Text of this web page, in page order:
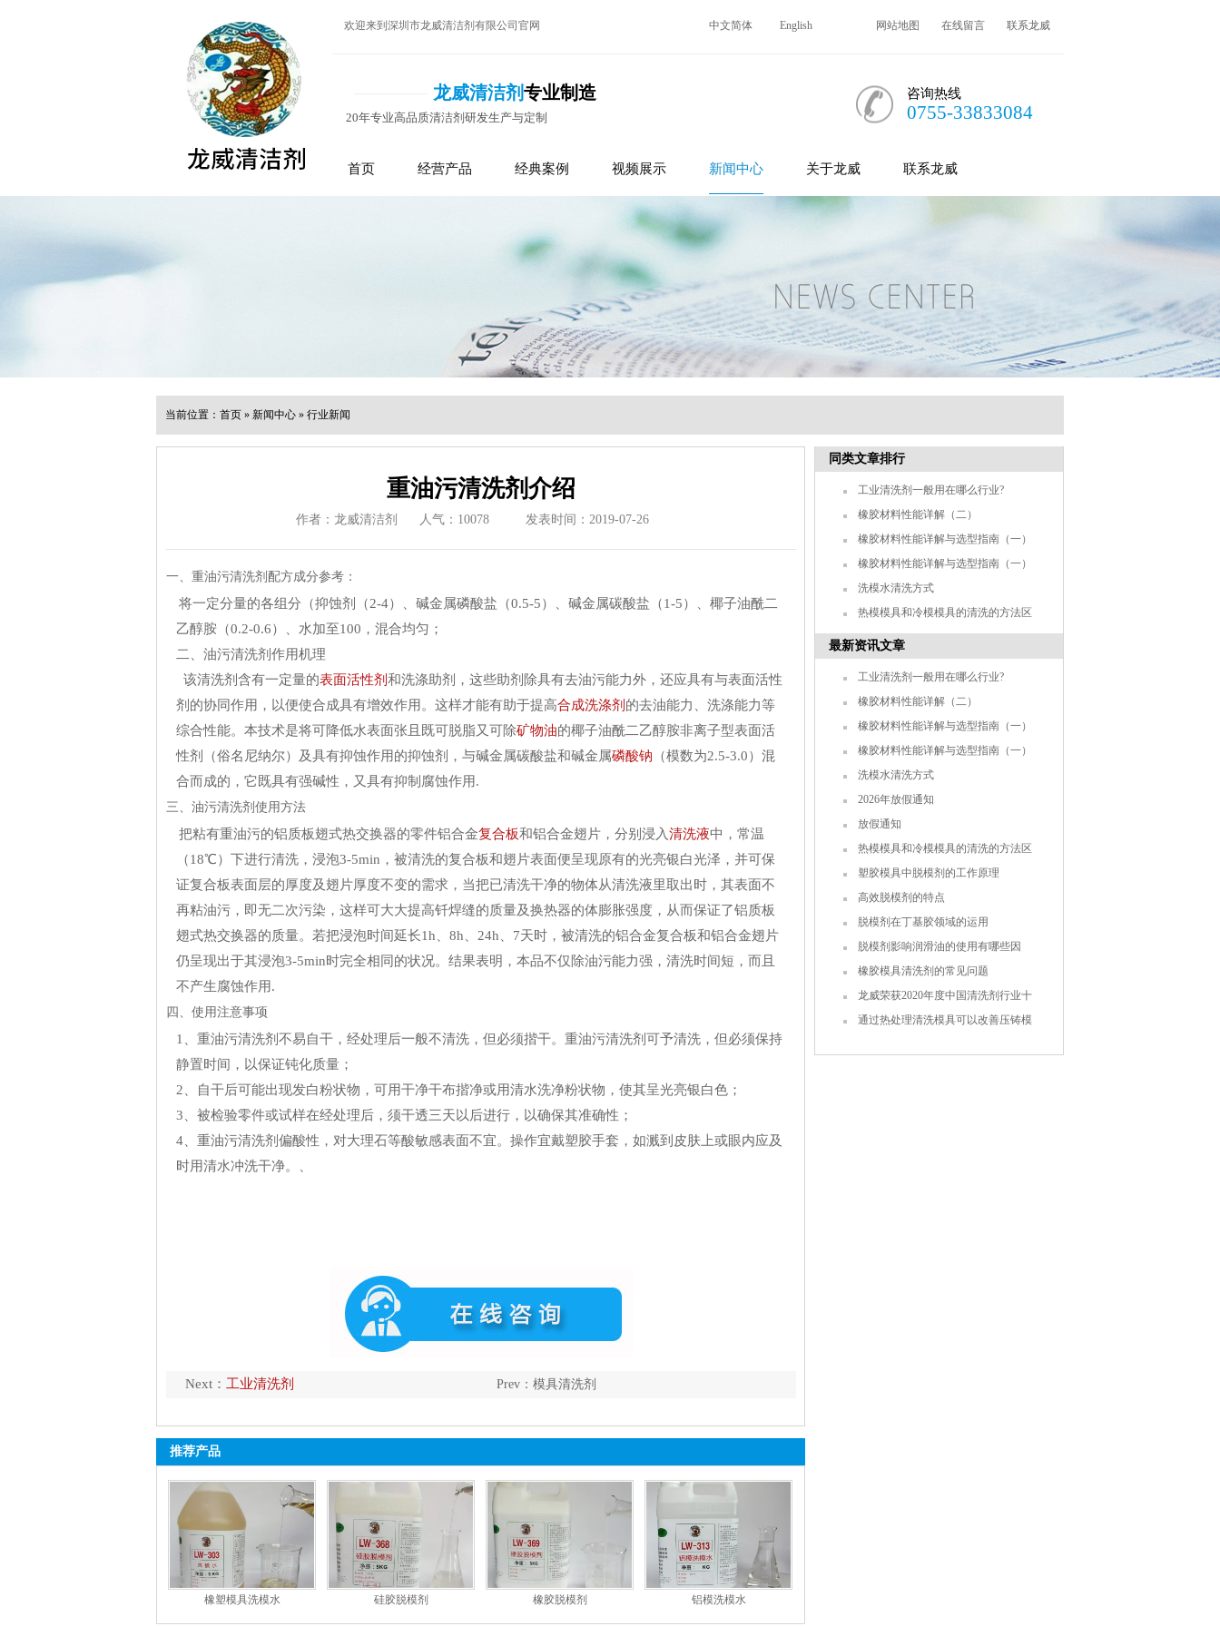
欢迎来到深圳市龙威清洁剂有限公司官网 中文简体 English 网站地图 在线留言 联系龙威
龙威清洁剂专业制造
20年专业高品质清洁剂研发生产与定制
咨询热线
0755-33833084
首页 经营产品 经典案例 视频展示 新闻中心 关于龙威 联系龙威
当前位置： 首页 » 新闻中心 » 行业新闻
重油污清洗剂介绍
作者：龙威清洁剂 人气： 10078 发表时间：2019-07-26
一、重油污清洗剂配方成分参考：
将一定分量的各组分（抑蚀剂（2-4）、碱金属磷酸盐（0.5-5）、碱金属碳酸盐（1-5）、椰子油酰二
乙醇胺（0.2-0.6）、水加至100，混合均匀；
二、油污清洗剂作用机理
该清洗剂含有一定量的表面活性剂和洗涤助剂，这些助剂除具有去油污能力外，还应具有与表面活性
剂的协同作用，以便使合成具有增效作用。这样才能有助于提高合成洗涤剂 的去油能力、洗涤能力等
综合性能。本技术是将可降低水表面张且既可脱脂又可除矿物油的椰子油酰二乙醇胺非离子型表面活
性剂（俗名尼纳尔）及具有抑蚀作用的抑蚀剂，与碱金属碳酸盐和碱金属磷酸钠 （模数为2.5-3.0）混
合而成的，它既具有强碱性，又具有抑制腐蚀作用.
三、油污清洗剂使用方法
把粘有重油污的铝质板翅式热交换器的零件铝合金复合板和铝合金翅片，分别浸入清洗液中，常温
（18℃）下进行清洗，浸泡3-5min，被清洗的复合板和翅片表面便呈现原有的光亮银白光泽，并可保
证复合板表面层的厚度及翅片厚度不变的需求，当把已清洗干净的物体从清洗液里取出时，其表面不
再粘油污，即无二次污染，这样可大大提高钎焊缝的质量及换热器的体膨胀强度，从而保证了铝质板
翅式热交换器的质量。若把浸泡时间延长1h、8h、24h、7天时，被清洗的铝合金复合板和铝合金翅片
仍呈现出于其浸泡3-5min时完全相同的状况。结果表明，本品不仅除油污能力强，清洗时间短，而且
不产生腐蚀作用.
四、使用注意事项
1、重油污清洗剂不易自干，经处理后一般不清洗，但必须揩干。重油污清洗剂可予清洗，但必须保持
静置时间，以保证钝化质量；
2、自干后可能出现发白粉状物，可用干净干布揩净或用清水洗净粉状物，使其呈光亮银白色；
3、被检验零件或试样在经处理后，须干透三天以后进行，以确保其准确性；
4、重油污清洗剂偏酸性，对大理石等酸敏感表面不宜。操作宜戴塑胶手套，如溅到皮肤上或眼内应及
时用清水冲洗干净。、
Prev： 模具清洗剂
Next： 工业清洗剂
推荐产品
橡塑模具洗模水 硅胶脱模剂 橡胶脱模剂 铝模洗模水
同类文章排行
工业清洗剂一般用在哪么行业?
橡胶材料性能详解（二）
橡胶材料性能详解与选型指南（一）
橡胶材料性能详解与选型指南（一）
洗模水清洗方式
热模模具和冷模模具的清洗的方法区
别大吗？
最新资讯文章
工业清洗剂一般用在哪么行业?
橡胶材料性能详解（二）
橡胶材料性能详解与选型指南（一）
橡胶材料性能详解与选型指南（一）
洗模水清洗方式
2026年放假通知
放假通知
热模模具和冷模模具的清洗的方法区
别大吗？
塑胶模具中脱模剂的工作原理
高效脱模剂的特点
脱模剂在丁基胶领域的运用
脱模剂影响润滑油的使用有哪些因
素？
橡胶模具清洗剂的常见问题
龙威荣获2020年度中国清洗剂行业十
大品牌之一
通过热处理清洗模具可以改善压铸模